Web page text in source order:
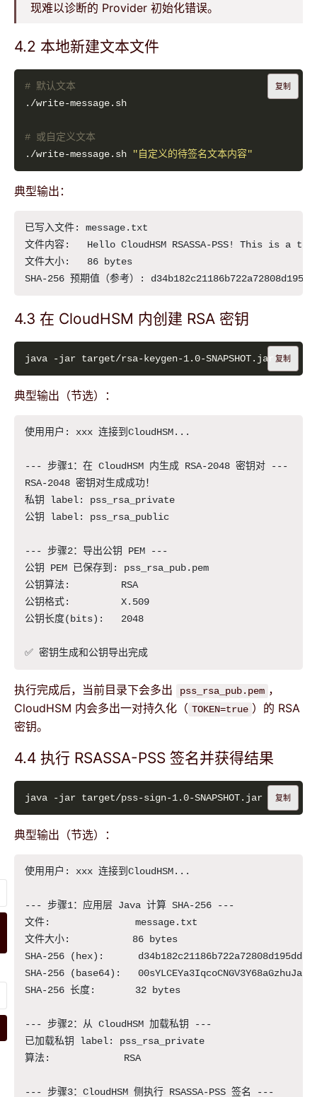
现难以诊断的 Provider 初始化错误。
4.2 本地新建文本文件
# 默认文本
# 或自定义文本
./write-message.sh
"自定义的待签名文本内容"
复制
典型输出：
已写入文件: message.txt
文件内容:   Hello CloudHSM RSASSA-PSS! This is a
文件大小:   86 bytes
4.3 在 CloudHSM 内创建 RSA 密钥
复制
典型输出（节选）：
使用用户: xxx 连接到CloudHSM...
--- 步骤1：在 CloudHSM 内生成 RSA-2048 密钥对 ---
RSA-2048 密钥对生成成功！
私钥 label: pss_rsa_private
公钥 label: pss_rsa_public
--- 步骤2：导出公钥 PEM ---
公钥 PEM 已保存到: pss_rsa_pub.pem
公钥算法:         RSA
公钥格式:         X.509
公钥长度(bits):   2048
执行完成后，当前目录下会多出 pss_rsa_pub.pem ，
CloudHSM 内会多出一对持久化（ TOKEN=true ）的 RSA
密钥。
4.4 执行 RSASSA-PSS 签名并获得结果
复制
典型输出（节选）：
使用用户: xxx 连接到CloudHSM...
--- 步骤1：应用层 Java 计算 SHA-256 ---
文件:               message.txt
文件大小:           86 bytes
SHA-256 (hex):
SHA-256 (base64):
SHA-256 长度:       32 bytes
--- 步骤2：从 CloudHSM 加载私钥 ---
已加载私钥 label: pss_rsa_private
算法:             RSA
--- 步骤3：CloudHSM 侧执行 RSASSA-PSS 签名 ---